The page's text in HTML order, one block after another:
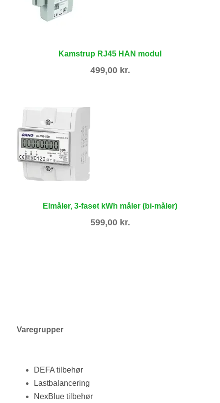
Kamstrup RJ45 HAN modul
499,00 kr.
Elmåler, 3-faset kWh måler (bi-måler)
599,00 kr.
Varegrupper
DEFA tilbehør
Lastbalancering
NexBlue tilbehør